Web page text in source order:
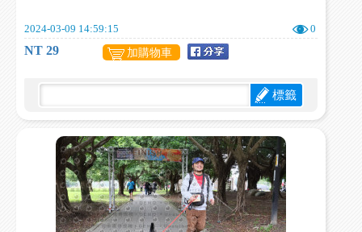
2024-03-09 14:59:15 0
NT 29 加購物車
標籤